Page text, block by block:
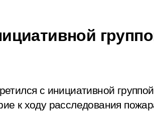
с инициативной
к ходу расследования